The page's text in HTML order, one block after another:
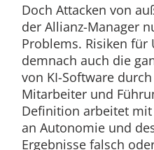
Doch Attacken von
der Allianz-Manager
Problems. Risiken
demnach auch die
von KI-Software
Mitarbeiter und
Definition arbeitet
an Autonomie und
Ergebnisse falsch